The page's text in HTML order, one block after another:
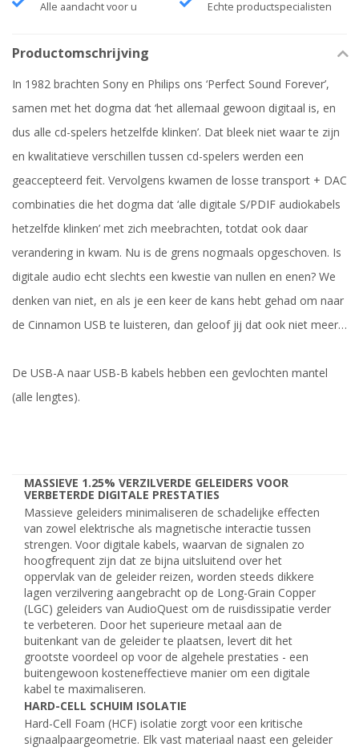
Alle aandacht voor u Echte productspecialisten
Productomschrijving
In 1982 brachten Sony en Philips ons ‘Perfect Sound Forever’,
samen met het dogma dat ‘het allemaal gewoon digitaal is, en
dus alle cd-spelers hetzelfde klinken’. Dat bleek niet waar te zijn
en kwalitatieve verschillen tussen cd-spelers werden een
geaccepteerd feit. Vervolgens kwamen de losse transport + DAC
combinaties die het dogma dat ‘alle digitale S/PDIF audiokabels
hetzelfde klinken’ met zich meebrachten, totdat ook daar
verandering in kwam. Nu is de grens nogmaals opgeschoven. Is
digitale audio echt slechts een kwestie van nullen en enen? We
denken van niet, en als je een keer de kans hebt gehad om naar
de Cinnamon USB te luisteren, dan geloof jij dat ook niet meer…
De USB-A naar USB-B kabels hebben een gevlochten mantel
(alle lengtes).
MASSIEVE 1.25% VERZILVERDE GELEIDERS VOOR
VERBETERDE DIGITALE PRESTATIES
Massieve geleiders minimaliseren de schadelijke effecten
van zowel elektrische als magnetische interactie tussen
strengen. Voor digitale kabels, waarvan de signalen zo
hoogfrequent zijn dat ze bijna uitsluitend over het
oppervlak van de geleider reizen, worden steeds dikkere
lagen verzilvering aangebracht op de Long-Grain Copper
(LGC) geleiders van AudioQuest om de ruisdissipatie verder
te verbeteren. Door het superieure metaal aan de
buitenkant van de geleider te plaatsen, levert dit het
grootste voordeel op voor de algehele prestaties - een
buitengewoon kosteneffectieve manier om een digitale
kabel te maximaliseren.
HARD-CELL SCHUIM ISOLATIE
Hard-Cell Foam (HCF) isolatie zorgt voor een kritische
signaalpaargeometrie. Elk vast materiaal naast een geleider